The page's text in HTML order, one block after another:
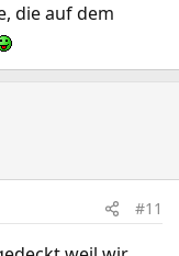
die auf dem
#11